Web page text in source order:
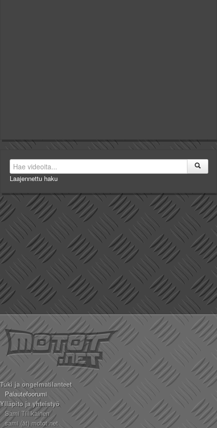
Laajennettu haku
Tuki ja ongelmatilanteet
Palautefoorumi
Ylläpito ja yhteistyö
Sami Tiilikainen
sami (ät) motot.net